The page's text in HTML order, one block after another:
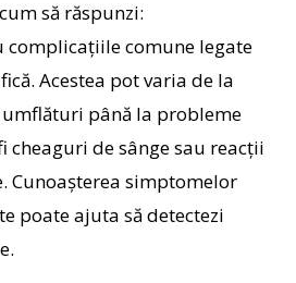
să răspunzi:
complicațiile comune legate
Acestea pot varia de la
până la probleme
cheaguri de sânge sau reacții
Cunoașterea simptomelor
poate ajuta să detectezi